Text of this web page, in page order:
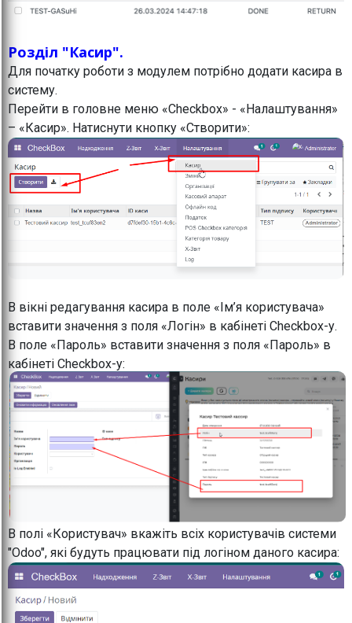
Розділ "Касир".
Для початку роботи з модулем потрібно додати касира в
систему.
Перейти в головне меню «Checkbox» - «Налаштування»
– «Касир». Натиснути кнопку «Створити»:
В вікні редагування касира в поле «Ім’я користувача»
вставити значення з поля «Логін» в кабінеті Checkbox-у.
В поле «Пароль» вставити значення з поля «Пароль» в
кабінеті Checkbox-у:
В полі «Користувач» вкажіть всіх користувачів системи
"Odoo", які будуть працювати під логіном даного касира: